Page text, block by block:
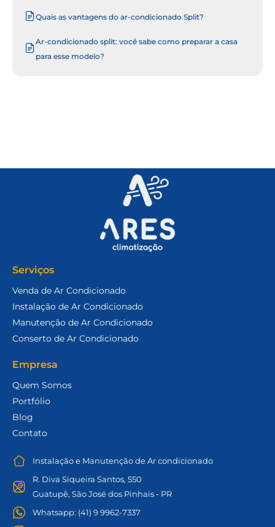
Quais as vantagens do ar-condicionado Split?
Ar-condicionado split: você sabe como preparar a casa
para esse modelo?
Serviços
Venda de Ar Condicionado
Instalação de Ar Condicionado
Manutenção de Ar Condicionado
Conserto de Ar Condicionado
Empresa
Quem Somos
Portfólio
Blog
Contato
Instalação e Manutenção de Ar condicionado
R. Diva Siqueira Santos, 550
Guatupê, São José dos Pinhais - PR
Whatsapp: (41) 9 9962-7337